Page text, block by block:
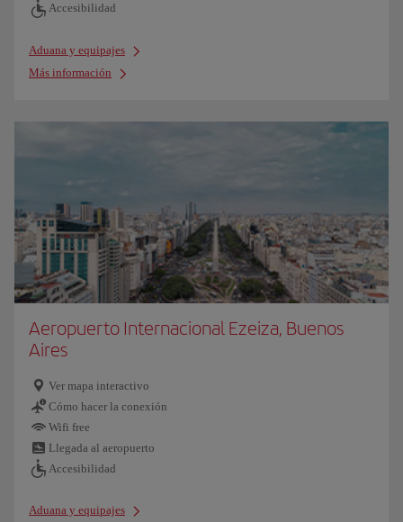
Accesibilidad
Aduana y equipajes
Más información
Aeropuerto Internacional Ezeiza, Buenos
Aires
Ver mapa interactivo
Cómo hacer la conexión
Wifi free
Llegada al aeropuerto
Accesibilidad
Aduana y equipajes